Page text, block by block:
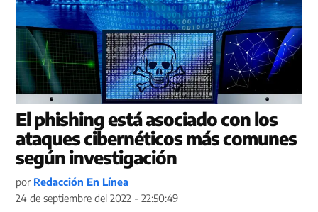
El phishing está asociado con los
ataques cibernéticos más comunes
según investigación
por Redacción En Línea
24 de septiembre del 2022 - 22:50:49